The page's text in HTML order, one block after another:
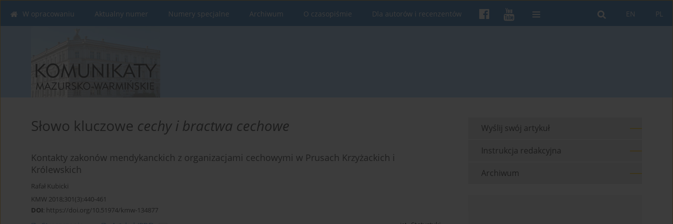
PL
EN
W opracowaniu Aktualny numer Numery specjalne Archiwum O czasopiśmie Dla autorów i recenzentów
Słowo kluczowe cechy i bractwa cechowe
Kontakty zakonów mendykanckich z organizacjami cechowymi w Prusach Krzyżackich i
Królewskich
Rafał Kubicki
KMW 2018;301(3):440-461
DOI: https://doi.org/10.51974/kmw-134877
Wyślij swój artykuł
Instrukcja redakcyjna
Archiwum